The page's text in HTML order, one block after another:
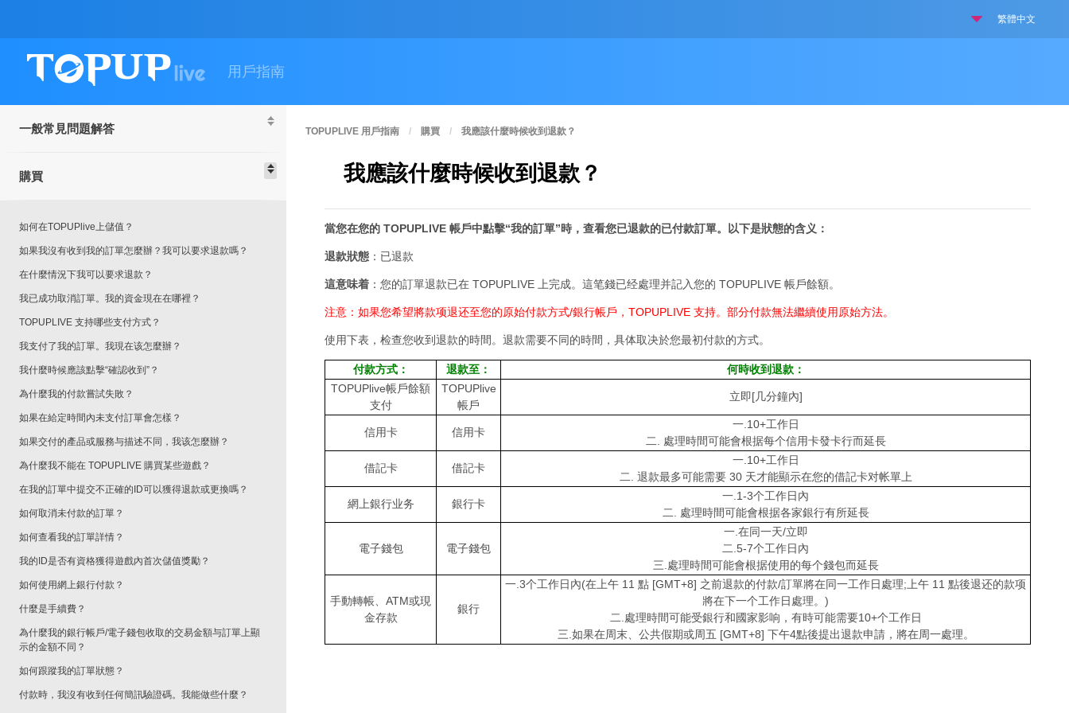
繁體中文
用戶指南
一般常見問題解答
購買
如何在TOPUPlive上儲值？
如果我沒有收到我的訂單怎麼辦？我可以要求退款嗎？
在什麼情況下我可以要求退款？
我已成功取消訂單。我的資金現在在哪裡？
TOPUPLIVE 支持哪些支付方式？
我支付了我的訂單。我現在该怎麼辦？
我什麼時候應該點擊“確認收到”？
為什麼我的付款嘗試失敗？
如果在給定時間內未支付訂單會怎樣？
如果交付的產品或服務与描述不同，我该怎麼辦？
為什麼我不能在 TOPUPLIVE 購買某些遊戲？
在我的訂單中提交不正確的ID可以獲得退款或更換嗎？
如何取消未付款的訂單？
如何查看我的訂單詳情？
我的ID是否有資格獲得遊戲內首次儲值獎勵？
如何使用網上銀行付款？
什麼是手續費？
為什麼我的銀行帳戶/電子錢包收取的交易金額与訂單上顯
示的金額不同？
如何跟蹤我的訂單狀態？
付款時，我沒有收到任何簡訊驗證碼。我能做些什麼？
TOPUPLIVE 用戶指南 購買 我應該什麼時候收到退款？
我應該什麼時候收到退款？
當您在您的 TOPUPLIVE 帳戶中點擊“我的訂單”時，查看您已退款的已付款訂單。以下是狀態的含义：
退款狀態 ：已退款
這意味着 ：您的訂單退款已在 TOPUPLIVE 上完成。這笔錢已经處理并記入您的 TOPUPLIVE 帳戶餘額。
注意：如果您希望將款项退还至您的原始付款方式/銀行帳戶，TOPUPLIVE 支持。部分付款無法繼續使用原始方法。
使用下表，检查您收到退款的時間。退款需要不同的時間，具体取决於您最初付款的方式。
付款方式： 退款至：
何時收到退款：
TOPUPlive帳戶餘額
支付
TOPUPlive
帳戶
立即[几分鐘內]
信用卡 信用卡
一.10+工作日
二. 處理時間可能會根据每个信用卡發卡行而延長
借記卡 借記卡
一.10+工作日
二. 退款最多可能需要 30 天才能顯示在您的借記卡对帐單上
網上銀行业务 銀行卡
一.1-3个工作日內
二. 處理時間可能會根据各家銀行有所延長
電子錢包 電子錢包
一.在同一天/立即
二.5-7个工作日內
三.處理時間可能會根据使用的每个錢包而延長
手動轉帳、ATM或現
金存款
銀行
一.3个工作日內(在上午 11 點 [GMT+8] 之前退款的付款/訂單將在同一工作日處理;上午 11 點後退还的款项
將在下一个工作日處理。)
二.處理時間可能受銀行和國家影响，有時可能需要10+个工作日
三.如果在周末、公共假期或周五 [GMT+8] 下午4點後提出退款申請，將在周一處理。